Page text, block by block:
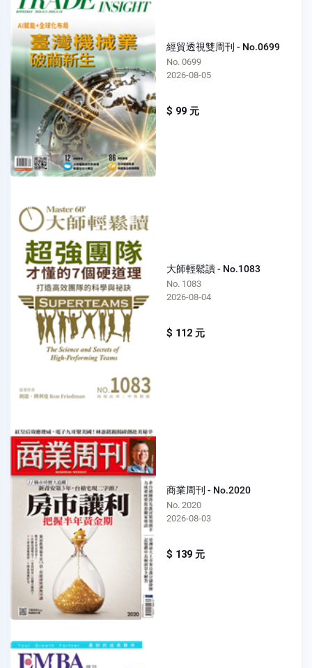
經貿透視雙周刊 - No.0699
No. 0699
2026-08-05
$ 99 元
大師輕鬆讀 - No.1083
No. 1083
2026-08-04
$ 112 元
商業周刊 - No.2020
No. 2020
2026-08-03
$ 139 元